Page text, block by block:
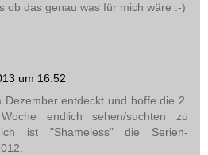
ob das genau was für mich wäre :-)
um 16:52
Dezember entdeckt und hoffe die 2.
endlich sehen/suchten zu
ist "Shameless" die Serien-